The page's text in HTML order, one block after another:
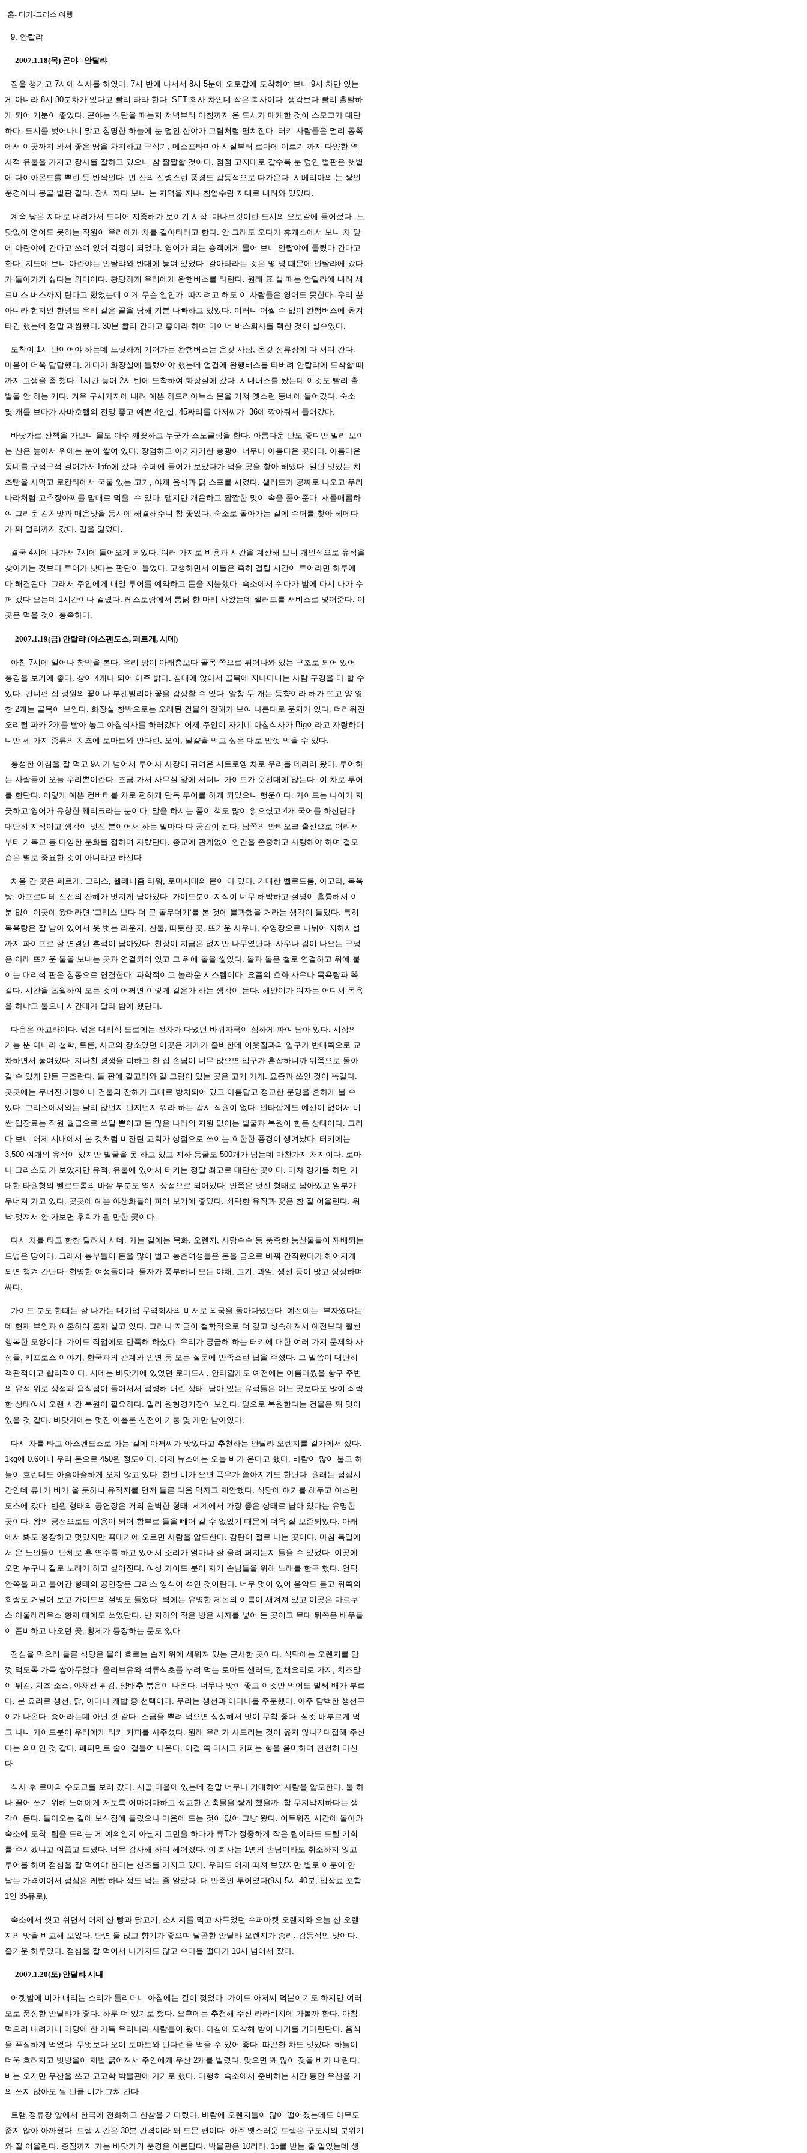
홈- 터키-그리스 여행
9. 안탈랴
2007.1.18(목) 곤야 - 안탈랴
짐을 챙기고 7시에 식사를 하였다. 7시 반에 나서서 8시 5분에 오토갈에 도착하여 보니 9시 차만 있는
게 아니라 8시 30분차가 있다고 빨리 타라 한다. SET 회사 차인데 작은 회사이다. 생각보다 빨리 출발하
게 되어 기분이 좋았다. 곤야는 석탄을 때는지 저녁부터 아침까지 온 도시가 매캐한 것이 스모그가 대단
하다. 도시를 벗어나니 맑고 청명한 하늘에 눈 덮인 산야가 그림처럼 펼쳐진다. 터키 사람들은 멀리 동쪽
에서 이곳까지 와서 좋은 땅을 차지하고 구석기, 메소포타미아 시절부터 로마에 이르기 까지 다양한 역
사적 유물을 가지고 장사를 잘하고 있으니 참 짭짤할 것이다. 점점 고지대로 갈수록 눈 덮인 벌판은 햇볕
에 다이아몬드를 뿌린 듯 반짝인다. 먼 산의 신령스런 풍경도 감동적으로 다가온다. 시베리아의 눈 쌓인
풍경이나 몽골 벌판 같다. 잠시 자다 보니 눈 지역을 지나 침엽수림 지대로 내려와 있었다.
계속 낮은 지대로 내려가서 드디어 지중해가 보이기 시작. 마나브갓이란 도시의 오토갈에 들어섰다. 느
닷없이 영어도 못하는 직원이 우리에게 차를 갈아타라고 한다. 안 그래도 오다가 휴게소에서 보니 차 앞
에 아란야에 간다고 쓰여 있어 걱정이 되었다. 영어가 되는 승객에게 물어 보니 안탈야에 들렸다 간다고
한다. 지도에 보니 아란야는 안탈랴와 반대에 놓여 있었다. 갈아타라는 것은 몇 명 때문에 안탈랴에 갔다
가 돌아가기 싫다는 의미이다. 황당하게 우리에게 완행버스를 타란다. 원래 표 살 때는 안탈랴에 내려 세
르비스 버스까지 탄다고 했었는데 이게 무슨 일인가. 따지려고 해도 이 사람들은 영어도 못한다. 우리 뿐
아니라 현지인 한명도 우리 같은 꼴을 당해 기분 나빠하고 있었다. 이러니 어쩔 수 없이 완행버스에 옮겨
타긴 했는데 정말 괘씸했다. 30분 빨리 간다고 좋아라 하며 마이너 버스회사를 택한 것이 실수였다.
도착이 1시 반이어야 하는데 느릿하게 기어가는 완행버스는 온갖 사람, 온갖 정류장에 다 서며 간다.
마음이 더욱 답답했다. 게다가 화장실에 들렀어야 했는데 얼결에 완행버스를 타버려 안탈랴에 도착할 때
까지 고생을 좀 했다. 1시간 늦어 2시 반에 도착하여 화장실에 갔다. 시내버스를 탔는데 이것도 빨리 출
발을 안 하는 거다. 겨우 구시가지에 내려 예쁜 하드리아누스 문을 거쳐 옛스런 동네에 들어갔다. 숙소
몇 개를 보다가 사바호텔의 전망 좋고 예쁜 4인실, 45짜리를 아저씨가 36에 깎아줘서 들어갔다.
바닷가로 산책을 가보니 물도 아주 깨끗하고 누군가 스노클링을 한다. 아름다운 만도 좋디만 멀리 보이
는 산은 높아서 위에는 눈이 쌓여 있다. 장엄하고 아기자기한 풍광이 너무나 아름다운 곳이다. 아름다운
동네를 구석구석 걸어가서 Info에 갔다. 수페에 들어가 보았다가 먹을 곳을 찾아 헤맸다. 일단 맛있는 치
즈빵을 사먹고 로칸타에서 국물 있는 고기, 야채 음식과 닭 스프를 시켰다. 샐러드가 공짜로 나오고 우리
나라처럼 고추장아찌를 맘대로 먹을 수 있다. 맵지만 개운하고 짭짤한 맛이 속을 풀어준다. 새콤매콤하
여 그리운 김치맛과 매운맛을 동시에 해결해주니 참 좋았다. 숙소로 돌아가는 길에 수퍼를 찾아 헤메다
가 꽤 멀리까지 갔다. 길을 잃었다.
결국 4시에 나가서 7시에 들어오게 되었다. 여러 가지로 비용과 시간을 계산해 보니 개인적으로 유적을
찾아가는 것보다 투어가 낫다는 판단이 들었다. 고생하면서 이틀은 족히 걸릴 시간이 투어라면 하루에
다 해결된다. 그래서 주인에게 내일 투어를 예약하고 돈을 지불했다. 숙소에서 쉬다가 밤에 다시 나가 수
퍼 갔다 오는데 1시간이나 걸렸다. 레스토랑에서 통닭 한 마리 사왔는데 샐러드를 서비스로 넣어준다. 이
곳은 먹을 것이 풍족하다.
2007.1.19(금) 안탈랴 (아스펜도스, 페르게, 시데)
아침 7시에 일어나 창밖을 본다. 우리 방이 아래층보다 골목 쪽으로 튀어나와 있는 구조로 되어 있어
풍경을 보기에 좋다. 창이 4개나 되어 아주 밝다. 침대에 앉아서 골목에 지나다니는 사람 구경을 다 할 수
있다. 건너편 집 정원의 꽃이나 부겐빌리아 꽃을 감상할 수 있다. 앞창 두 개는 동향이라 해가 뜨고 양 옆
창 2개는 골목이 보인다. 화장실 창밖으로는 오래된 건물의 잔해가 보여 나름대로 운치가 있다. 더러워진
오리털 파카 2개를 빨아 놓고 아침식사를 하러갔다. 어제 주인이 자기네 아침식사가 Big이라고 자랑하더
니만 세 가지 종류의 치즈에 토마토와 만다린, 오이, 달걀을 먹고 싶은 대로 맘껏 먹을 수 있다.
풍성한 아침을 잘 먹고 9시가 넘어서 투어사 사장이 귀여운 시트로엥 차로 우리를 데리러 왔다. 투어하
는 사람들이 오늘 우리뿐이란다. 조금 가서 사무실 앞에 서더니 가이드가 운전대에 앉는다. 이 차로 투어
를 한단다. 이렇게 예쁜 컨버터블 차로 편하게 단독 투어를 하게 되었으니 행운이다. 가이드는 나이가 지
긋하고 영어가 유창한 훼리크라는 분이다. 말을 하시는 품이 책도 많이 읽으셨고 4개 국어를 하신단다.
대단히 지적이고 생각이 멋진 분이어서 하는 말마다 다 공감이 된다. 남쪽의 안티오크 출신으로 어려서
부터 기독교 등 다양한 문화를 접하며 자랐단다. 종교에 관계없이 인간을 존중하고 사랑해야 하며 겉모
습은 별로 중요한 것이 아니라고 하신다.
처음 간 곳은 페르게. 그리스, 헬레니즘 타워, 로마시대의 문이 다 있다. 거대한 벨로드롬, 아고라, 목욕
탕, 아프로디테 신전의 잔해가 멋지게 남아있다. 가이드분이 지식이 너무 해박하고 설명이 훌륭해서 이
분 없이 이곳에 왔더라면 ‘그리스 보다 더 큰 돌무더기’를 본 것에 불과했을 거라는 생각이 들었다. 특히
목욕탕은 잘 남아 있어서 옷 벗는 라운지, 찬물, 따듯한 곳, 뜨거운 사우나, 수영장으로 나뉘어 지하시설
까지 파이프로 잘 연결된 흔적이 남아있다. 천장이 지금은 없지만 나무였단다. 사우나 김이 나오는 구멍
은 아래 뜨거운 물을 보내는 곳과 연결되어 있고 그 위에 돌을 쌓았다. 돌과 돌은 철로 연결하고 위에 붙
이는 대리석 판은 청동으로 연결한다. 과학적이고 놀라운 시스템이다. 요즘의 호화 사우나 목욕탕과 똑
같다. 시간을 초월하여 모든 것이 어쩌면 이렇게 같은가 하는 생각이 든다. 해안이가 여자는 어디서 목욕
을 하냐고 물으니 시간대가 달라 밤에 했단다.
다음은 아고라이다. 넓은 대리석 도로에는 전차가 다녔던 바퀴자국이 심하게 파여 남아 있다. 시장의
기능 뿐 아니라 철학, 토론, 사교의 장소였던 이곳은 가게가 즐비한데 이웃집과의 입구가 반대쪽으로 교
차하면서 놓여있다. 지나친 경쟁을 피하고 한 집 손님이 너무 많으면 입구가 혼잡하니까 뒤쪽으로 돌아
갈 수 있게 만든 구조란다. 돌 판에 갈고리와 칼 그림이 있는 곳은 고기 가게. 요즘과 쓰인 것이 똑같다.
곳곳에는 무너진 기둥이나 건물의 잔해가 그대로 방치되어 있고 아름답고 정교한 문양을 흔하게 볼 수
있다. 그리스에서와는 달리 앉던지 만지던지 뭐라 하는 감시 직원이 없다. 안타깝게도 예산이 없어서 비
싼 입장료는 직원 월급으로 쓰일 뿐이고 돈 많은 나라의 지원 없이는 발굴과 복원이 힘든 상태이다. 그러
다 보니 어제 시내에서 본 것처럼 비잔틴 교회가 상점으로 쓰이는 희한한 풍경이 생겨났다. 터키에는
3,500 여개의 유적이 있지만 발굴을 못 하고 있고 지하 동굴도 500개가 넘는데 마찬가지 처지이다. 로마
나 그리스도 가 보았지만 유적, 유물에 있어서 터키는 정말 최고로 대단한 곳이다. 마차 경기를 하던 거
대한 타원형의 벨로드롬의 바깥 부분도 역시 상점으로 되어있다. 안쪽은 멋진 형태로 남아있고 일부가
무너져 가고 있다. 곳곳에 예쁜 야생화들이 피어 보기에 좋았다. 쇠락한 유적과 꽃은 참 잘 어울린다. 워
낙 멋져서 안 가보면 후회가 될 만한 곳이다.
다시 차를 타고 한참 달려서 시데. 가는 길에는 목화, 오렌지, 사탕수수 등 풍족한 농산물들이 재배되는
드넓은 땅이다. 그래서 농부들이 돈을 많이 벌고 농촌여성들은 돈을 금으로 바꿔 간직했다가 헤어지게
되면 챙겨 간단다. 현명한 여성들이다. 물자가 풍부하니 모든 야채, 고기, 과일, 생선 등이 많고 싱싱하며
싸다.
가이드 분도 한때는 잘 나가는 대기업 무역회사의 비서로 외국을 돌아다녔단다. 예전에는 부자였다는
데 현재 부인과 이혼하여 혼자 살고 있다. 그러나 지금이 철학적으로 더 깊고 성숙해져서 예전보다 훨씬
행복한 모양이다. 가이드 직업에도 만족해 하셨다. 우리가 궁금해 하는 터키에 대한 여러 가지 문제와 사
정들, 키프로스 이야기, 한국과의 관계와 인연 등 모든 질문에 만족스런 답을 주셨다. 그 말씀이 대단히
객관적이고 합리적이다. 시데는 바닷가에 있었던 로마도시. 안타깝게도 예전에는 아름다웠을 항구 주변
의 유적 위로 상점과 음식점이 들어서서 점령해 버린 상태. 남아 있는 유적들은 어느 곳보다도 많이 쇠락
한 상태여서 오랜 시간 복원이 필요하다. 멀리 원형경기장이 보인다. 앞으로 복원한다는 건물은 꽤 멋이
있을 것 같다. 바닷가에는 멋진 아폴론 신전이 기둥 몇 개만 남아있다.
다시 차를 타고 아스펜도스로 가는 길에 아저씨가 맛있다고 추천하는 안탈랴 오렌지를 길가에서 샀다.
1kg에 0.6이니 우리 돈으로 450원 정도이다. 어제 뉴스에는 오늘 비가 온다고 했다. 바람이 많이 불고 하
늘이 흐린데도 아슬아슬하게 오지 않고 있다. 한번 비가 오면 폭우가 쏟아지기도 한단다. 원래는 점심시
간인데 류T가 비가 올 듯하니 유적지를 먼저 들른 다음 먹자고 제안했다. 식당에 얘기를 해두고 아스펜
도스에 갔다. 반원 형태의 공연장은 거의 완벽한 형태. 세계에서 가장 좋은 상태로 남아 있다는 유명한
곳이다. 왕의 궁전으로도 이용이 되어 함부로 돌을 빼어 갈 수 없었기 때문에 더욱 잘 보존되었다. 아래
에서 봐도 웅장하고 멋있지만 꼭대기에 오르면 사람을 압도한다. 감탄이 절로 나는 곳이다. 마침 독일에
서 온 노인들이 단체로 혼 연주를 하고 있어서 소리가 얼마나 잘 울려 퍼지는지 들을 수 있었다. 이곳에
오면 누구나 절로 노래가 하고 싶어진다. 여성 가이드 분이 자기 손님들을 위해 노래를 한곡 했다. 언덕
안쪽을 파고 들어간 형태의 공연장은 그리스 양식이 섞인 것이란다. 너무 멋이 있어 음악도 듣고 위쪽의
회랑도 거닐어 보고 가이드의 설명도 들었다. 벽에는 유명한 제논의 이름이 새겨져 있고 이곳은 마르쿠
스 아울레리우스 황제 때에도 쓰였단다. 반 지하의 작은 방은 사자를 넣어 둔 곳이고 무대 뒤쪽은 배우들
이 준비하고 나오던 곳, 황제가 등장하는 문도 있다.
점심을 먹으러 들른 식당은 물이 흐르는 습지 위에 세워져 있는 근사한 곳이다. 식탁에는 오렌지를 맘
껏 먹도록 가득 쌓아두었다. 올리브유와 석류식초를 뿌려 먹는 토마토 샐러드, 전채요리로 가지, 치즈말
이 튀김, 치즈 소스, 야채전 튀김, 양배추 볶음이 나온다. 너무나 맛이 좋고 이것만 먹어도 벌써 배가 부르
다. 본 요리로 생선, 닭, 아다나 케밥 중 선택이다. 우리는 생선과 아다나를 주문했다. 아주 담백한 생선구
이가 나온다. 송어라는데 아닌 것 같다. 소금을 뿌려 먹으면 싱싱해서 맛이 무척 좋다. 실컷 배부르게 먹
고 나니 가이드분이 우리에게 터키 커피를 사주셨다. 원래 우리가 사드리는 것이 옳지 않나? 대접해 주신
다는 의미인 것 같다. 페퍼민트 술이 곁들여 나온다. 이걸 쭉 마시고 커피는 향을 음미하며 천천히 마신
다.
식사 후 로마의 수도교를 보러 갔다. 시골 마을에 있는데 정말 너무나 거대하여 사람을 압도한다. 물 하
나 끌어 쓰기 위해 노예에게 저토록 어마어마하고 정교한 건축물을 쌓게 했을까. 참 무지막지하다는 생
각이 든다. 돌아오는 길에 보석점에 들렀으나 마음에 드는 것이 없어 그냥 왔다. 어두워진 시간에 돌아와
숙소에 도착. 팁을 드리는 게 예의일지 아닐지 고민을 하다가 류T가 정중하게 작은 팁이라도 드릴 기회
를 주시겠냐고 여쭙고 드렸다. 너무 감사해 하며 헤어졌다. 이 회사는 1명의 손님이라도 취소하지 않고
투어를 하며 점심을 잘 먹여야 한다는 신조를 가지고 있다. 우리도 어제 따져 보았지만 별로 이문이 안
남는 가격이어서 점심은 케밥 하나 정도 먹는 줄 알았다. 대 만족인 투어였다(9시-5시 40분, 입장료 포함
1인 35유로).
숙소에서 씻고 쉬면서 어제 산 빵과 닭고기, 소시지를 먹고 사두었던 수퍼마켓 오렌지와 오늘 산 오렌
지의 맛을 비교해 보았다. 단연 물 많고 향기가 좋으며 달콤한 안탈랴 오렌지가 승리. 감동적인 맛이다.
즐거운 하루였다. 점심을 잘 먹어서 나가지도 않고 수다를 떨다가 10시 넘어서 잤다.
2007.1.20(토) 안탈랴 시내
어젯밤에 비가 내리는 소리가 들리더니 아침에는 길이 젖었다. 가이드 아저씨 덕분이기도 하지만 여러
모로 풍성한 안탈랴가 좋다. 하루 더 있기로 했다. 오후에는 추천해 주신 라라비치에 가볼까 한다. 아침
먹으러 내려가니 마당에 한 가득 우리나라 사람들이 왔다. 아침에 도착해 방이 나기를 기다린단다. 음식
을 푸짐하게 먹었다. 무엇보다 오이 토마토와 만다린을 먹을 수 있어 좋다. 따끈한 차도 맛있다. 하늘이
더욱 흐려지고 빗방울이 제법 굵어져서 주인에게 우산 2개를 빌렸다. 맞으면 꽤 많이 젖을 비가 내린다.
비는 오지만 우산을 쓰고 고고학 박물관에 가기로 했다. 다행히 숙소에서 준비하는 시간 동안 우산을 거
의 쓰지 않아도 될 만큼 비가 그쳐 간다.
트램 정류장 앞에서 한국에 전화하고 한참을 기다렸다. 바람에 오렌지들이 많이 떨어졌는데도 아무도
줍지 않아 아까웠다. 트램 시간은 30분 간격이라 꽤 드문 편이다. 아주 옛스러운 트램은 구도시의 분위기
와 잘 어울린다. 종점까지 가는 바닷가의 풍경은 아름답다. 박물관은 10리라. 15를 받는 줄 알았는데 생